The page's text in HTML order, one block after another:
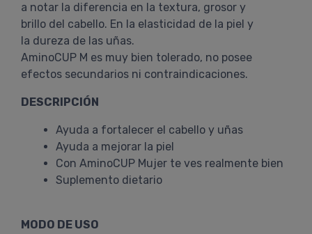
a notar la diferencia en la textura, grosor y
brillo del cabello. En la elasticidad de la piel y
la dureza de las uñas.
AminoCUP M es muy bien tolerado, no posee
efectos secundarios ni contraindicaciones.
DESCRIPCIÓN
Ayuda a fortalecer el cabello y uñas
Ayuda a mejorar la piel
Con AminoCUP Mujer te ves realmente bien
Suplemento dietario
MODO DE USO